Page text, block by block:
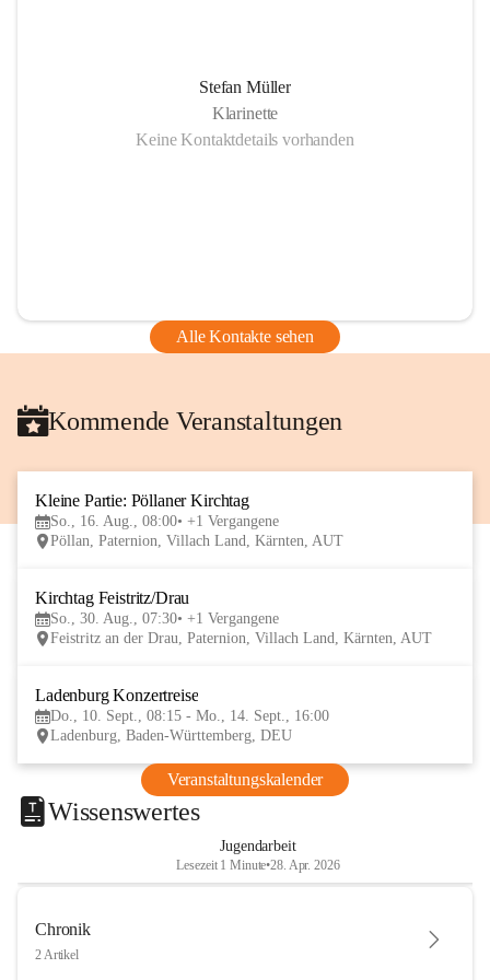
Stefan Müller
Klarinette
Keine Kontaktdetails vorhanden
Alle Kontakte sehen
Kommende Veranstaltungen
Kleine Partie: Pöllaner Kirchtag
So., 16. Aug., 08:00 +1 Vergangene
Pöllan, Paternion, Villach Land, Kärnten, AUT
Kirchtag Feistritz/Drau
So., 30. Aug., 07:30 +1 Vergangene
Feistritz an der Drau, Paternion, Villach Land, Kärnten, AUT
Ladenburg Konzertreise
Do., 10. Sept., 08:15 - Mo., 14. Sept., 16:00
Ladenburg, Baden-Württemberg, DEU
Veranstaltungskalender
Wissenswertes
Jugendarbeit
Lesezeit 1 Minute•28. Apr. 2026
Chronik
2 Artikel